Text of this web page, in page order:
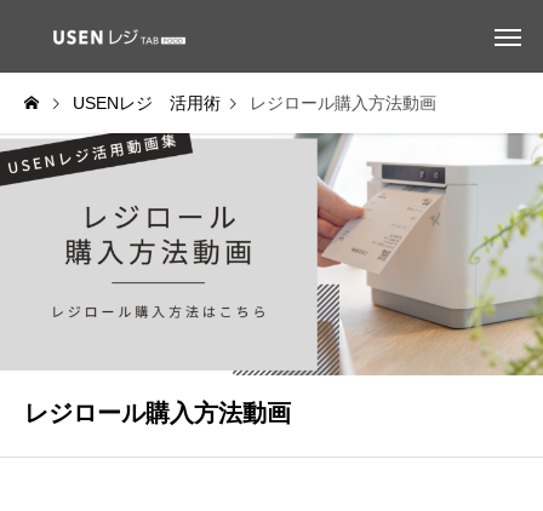
USENレジ 活用術 レジロール購入方法動画
レジロール購入方法動画